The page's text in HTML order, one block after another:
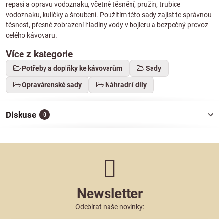
repasi a opravu vodoznaku, včetně těsnění, pružin, trubice
vodoznaku, kuličky a šroubení. Použitím této sady zajistíte správnou
těsnost, přesné zobrazení hladiny vody v bojleru a bezpečný provoz
celého kávovaru.
Více z kategorie
Potřeby a doplňky ke kávovarům Sady
Opravárenské sady Náhradní díly
Diskuse 0
Newsletter
Odebírat naše novinky: